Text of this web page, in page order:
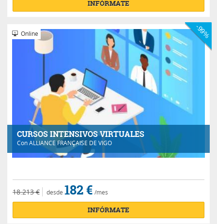
INFÓRMATE
CURSOS INTENSIVOS VIRTUALES
ConALLIANCE FRANÇAISE DE VIGO
Online -99%
18.213 € desde 182 € /mes
INFÓRMATE